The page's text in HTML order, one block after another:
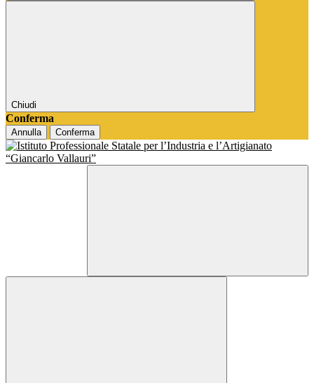
Chiudi
Conferma
Annulla Conferma